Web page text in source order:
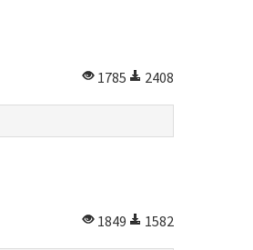
1785 2408
1849 1582